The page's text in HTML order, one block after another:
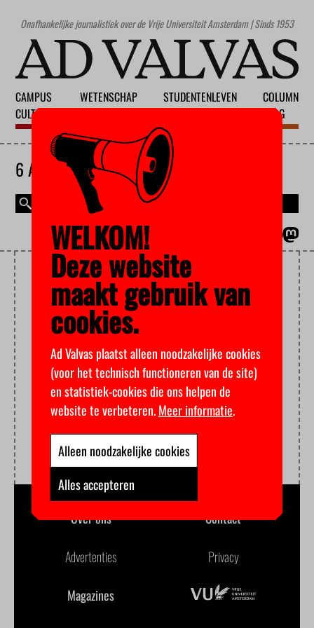
Onafhankelijke journalistiek over de Vrije Universiteit Amsterdam | Sinds 1953
CAMPUS
CULTUUR
WETENSCHAP
STUDENTENLEVEN
COLUMN
BLOG
6 AUGUSTUS 2026
LETTEREN
Over ons Contact
Advertenties Privacy
Magazines
WELKOM!
Deze website
maakt gebruik van
cookies.
Ad Valvas plaatst alleen noodzakelijke cookies
(voor het technisch functioneren van de site)
en statistiek-cookies die ons helpen de
website te verbeteren.Meer informatie.
Alleen noodzakelijke cookies
Alles accepteren